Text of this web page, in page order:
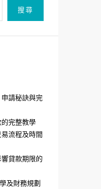
搜尋
請秘訣與完
完整教學
流程及時間
貸款期限的
及財務規劃